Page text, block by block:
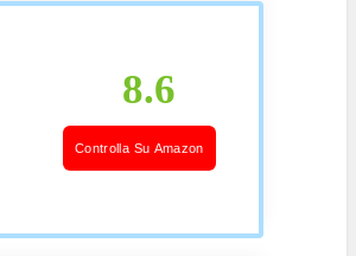
8.6
Controlla Su Amazon